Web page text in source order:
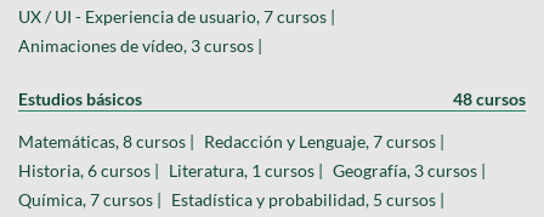
UX / UI - Experiencia de usuario, 7 cursos |
Animaciones de vídeo, 3 cursos |
Estudios básicos 48 cursos
Matemáticas, 8 cursos | Redacción y Lenguaje, 7 cursos |
Historia, 6 cursos | Literatura, 1 cursos | Geografía, 3 cursos |
Química, 7 cursos | Estadística y probabilidad, 5 cursos |